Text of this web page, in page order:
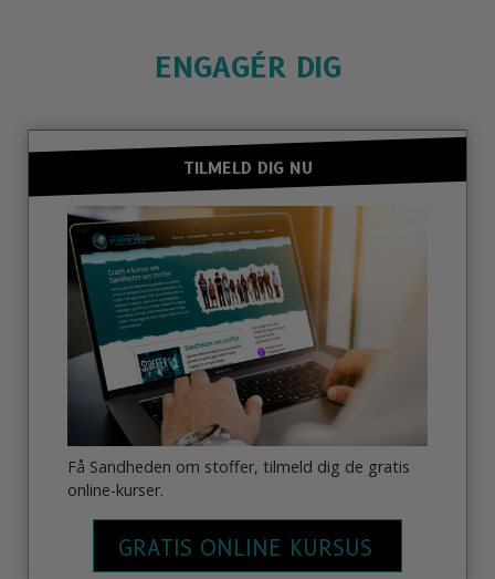
ENGAGÉR DIG
TILMELD DIG NU
Få Sandheden om stoffer, tilmeld dig de gratis
online-kurser.
GRATIS ONLINE KURSUS